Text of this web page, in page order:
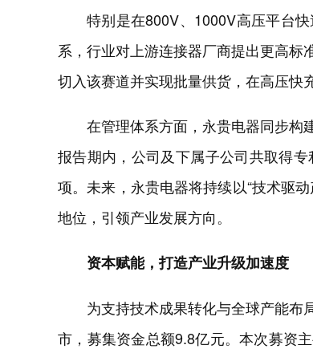
特别是在800V、1000V高压平台
系，行业对上游连接器厂商提出更高
切入该赛道并实现批量供货，在高压快
在管理体系方面，永贵电器同步构
报告期内，公司及下属子公司共取得
项。未来，永贵电器将持续以“技术驱
地位，引领产业发展方向。
资本赋能，打造产业升级加速度
为支持技术成果转化与全球产能布
市，募集资金总额9.8亿元。本次募资